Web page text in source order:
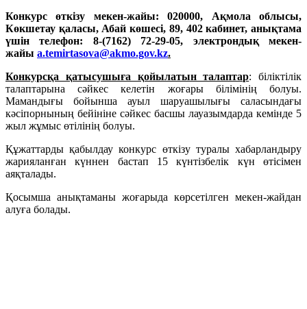
Конкурс өткізу мекен-жайы: 020000, Ақмола облысы,
Көкшетау қаласы, Абай көшесі, 89, 402 кабинет, анықтама
үшін телефон: 8-(7162) 72-29-05, электрондық мекен-
жайы a.temirtasova@akmo.gov.kz.
Конкурсқа қатысушыға қойылатын талаптар: біліктілік
талаптарына сәйкес келетін жоғары білімінің болуы.
Мамандығы бойынша ауыл шаруашылығы саласындағы
кәсіпорнының бейініне сәйкес басшы лауазымдарда кемінде 5
жыл жұмыс өтілінің болуы.
Құжаттарды қабылдау конкурс өткізу туралы хабарландыру
жарияланған күннен бастап 15 күнтізбелік күн өтісімен
аяқталады.
Қосымша анықтаманы жоғарыда көрсетілген мекен-жайдан
алуға болады.